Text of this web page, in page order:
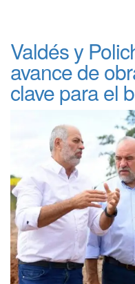
Valdés y
avance de
clave para el